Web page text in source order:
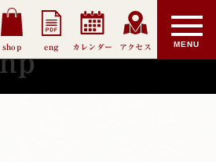
shop eng カレンダー アクセス